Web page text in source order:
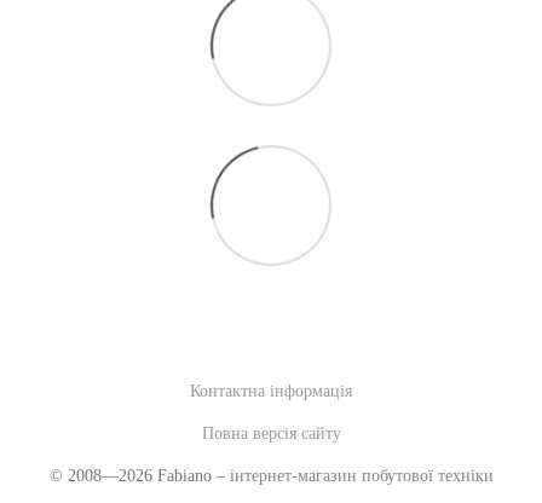
Контактна інформація
Повна версія сайту
© 2008—2026 Fabiano – інтернет-магазин побутової техніки